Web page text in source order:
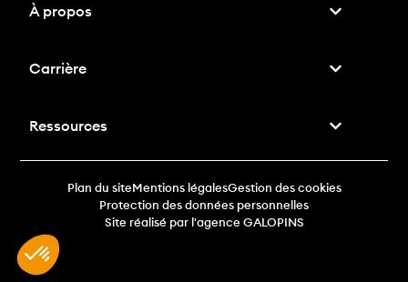
À propos
Carrière
Ressources
Plan du siteMentions légalesGestion des cookies
Protection des données personnelles
Site réalisé par l'agence GALOPINS